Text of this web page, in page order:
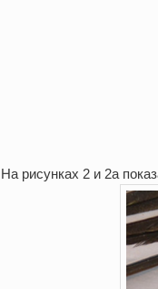
На рисунках 2 и 2а